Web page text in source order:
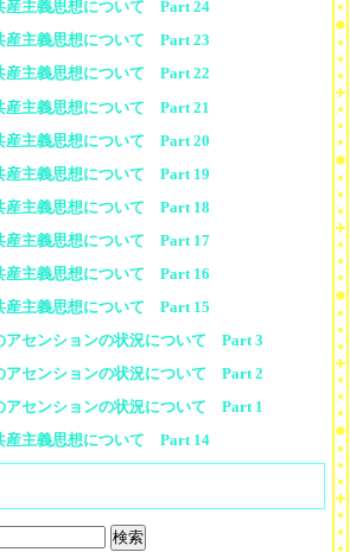
産主義思想について Part 24
産主義思想について Part 23
産主義思想について Part 22
産主義思想について Part 21
産主義思想について Part 20
産主義思想について Part 19
産主義思想について Part 18
産主義思想について Part 17
産主義思想について Part 16
産主義思想について Part 15
アセンションの状況について Part 3
アセンションの状況について Part 2
アセンションの状況について Part 1
産主義思想について Part 14